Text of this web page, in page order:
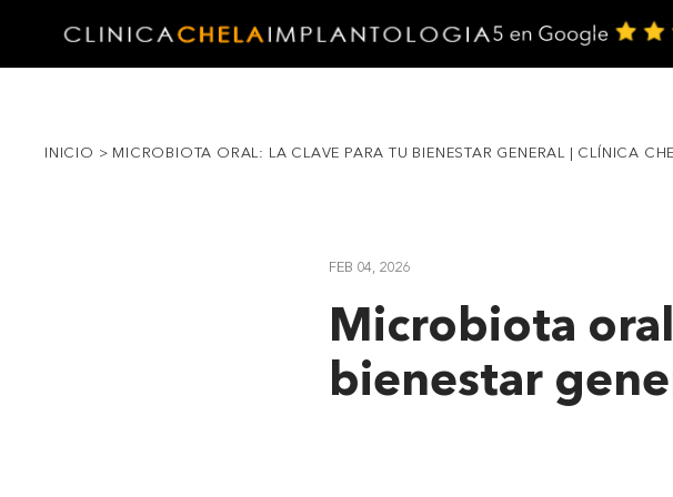
INICIO > MICROBIOTA ORAL: LA CLAVE PARA TU BIENESTAR GENERAL | CLÍNICA
FEB 04, 2026
Microbiota
bienestar